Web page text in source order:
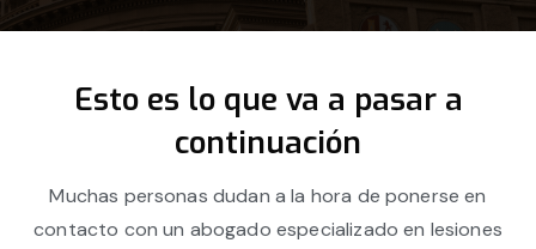
Esto es lo que va a pasar a
continuación
Muchas personas dudan a la hora de ponerse en
contacto con un abogado especializado en lesiones